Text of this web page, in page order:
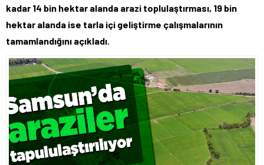
kadar 14 bin hektar alanda arazi toplulaştırması, 19 bin
hektar alanda ise tarla içi geliştirme çalışmalarının
tamamlandığını açıkladı.